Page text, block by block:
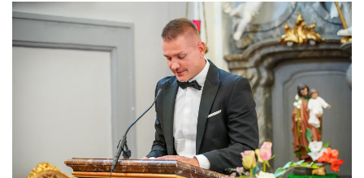
hochzeiten
hochzeit produkte
wir